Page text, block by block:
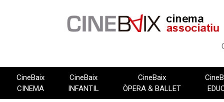
CineBaix
CINEMA
CineBaix
INFANTIL
CineBaix
ÒPERA & BALLET